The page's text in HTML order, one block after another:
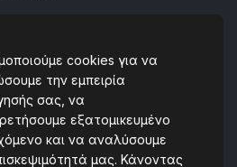
cookies για να
την εμπειρία
σας, να
εξατομικευμένο
και να αναλύσουμε
μας. Κάνοντας
2, 431 00,
GREECE
434059